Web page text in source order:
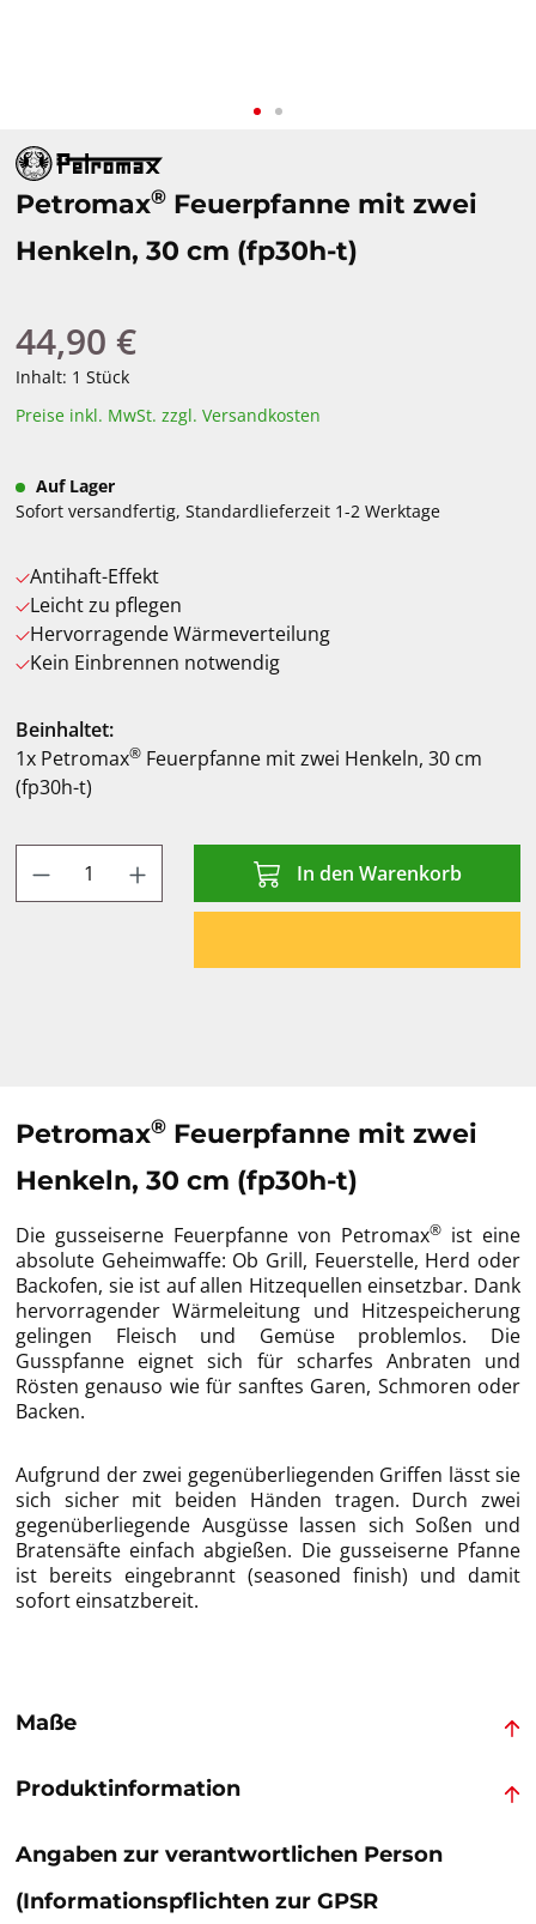
Petromax® Feuerpfanne mit zwei
Henkeln, 30 cm (fp30h-t)
Regulärer Preis:
44,90 €
Inhalt: 1 Stück
Preise inkl. MwSt. zzgl. Versandkosten
Auf Lager
Sofort versandfertig, Standardlieferzeit 1-2 Werktage
Antihaft-Effekt
Leicht zu pflegen
Hervorragende Wärmeverteilung
Kein Einbrennen notwendig
Beinhaltet:
1x Petromax® Feuerpfanne mit zwei Henkeln, 30 cm
(fp30h-t)
Produkt Anzahl: Gib den gewünschten
In den Warenkorb
Petromax® Feuerpfanne mit zwei
Henkeln, 30 cm (fp30h-t)
Die gusseiserne Feuerpfanne von Petromax® ist eine
absolute Geheimwaffe: Ob Grill, Feuerstelle, Herd oder
Backofen, sie ist auf allen Hitzequellen einsetzbar. Dank
hervorragender Wärmeleitung und Hitzespeicherung
gelingen Fleisch und Gemüse problemlos. Die
Gusspfanne eignet sich für scharfes Anbraten und
Rösten genauso wie für sanftes Garen, Schmoren oder
Backen.
Aufgrund der zwei gegenüberliegenden Griffen lässt sie
sich sicher mit beiden Händen tragen. Durch zwei
gegenüberliegende Ausgüsse lassen sich Soßen und
Bratensäfte einfach abgießen. Die gusseiserne Pfanne
ist bereits eingebrannt (seasoned finish) und damit
sofort einsatzbereit.
Maße
Produktinformation
Angaben zur verantwortlichen Person
(Informationspflichten zur GPSR